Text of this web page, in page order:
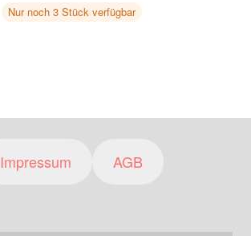
Nur noch 3 Stück verfügbar
Impressum AGB